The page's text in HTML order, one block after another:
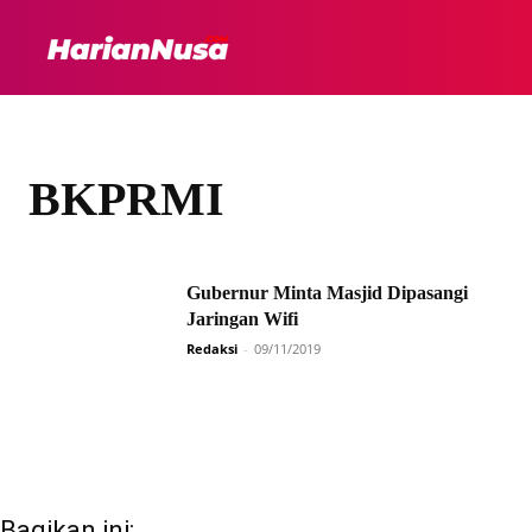
BKPRMI
Gubernur Minta Masjid Dipasangi
Jaringan Wifi
Redaksi - 09/11/2019